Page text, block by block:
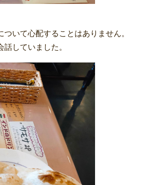
いて心配することはありません。
していました。